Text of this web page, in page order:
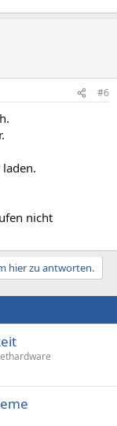
#6
nicht
hier zu antworten.